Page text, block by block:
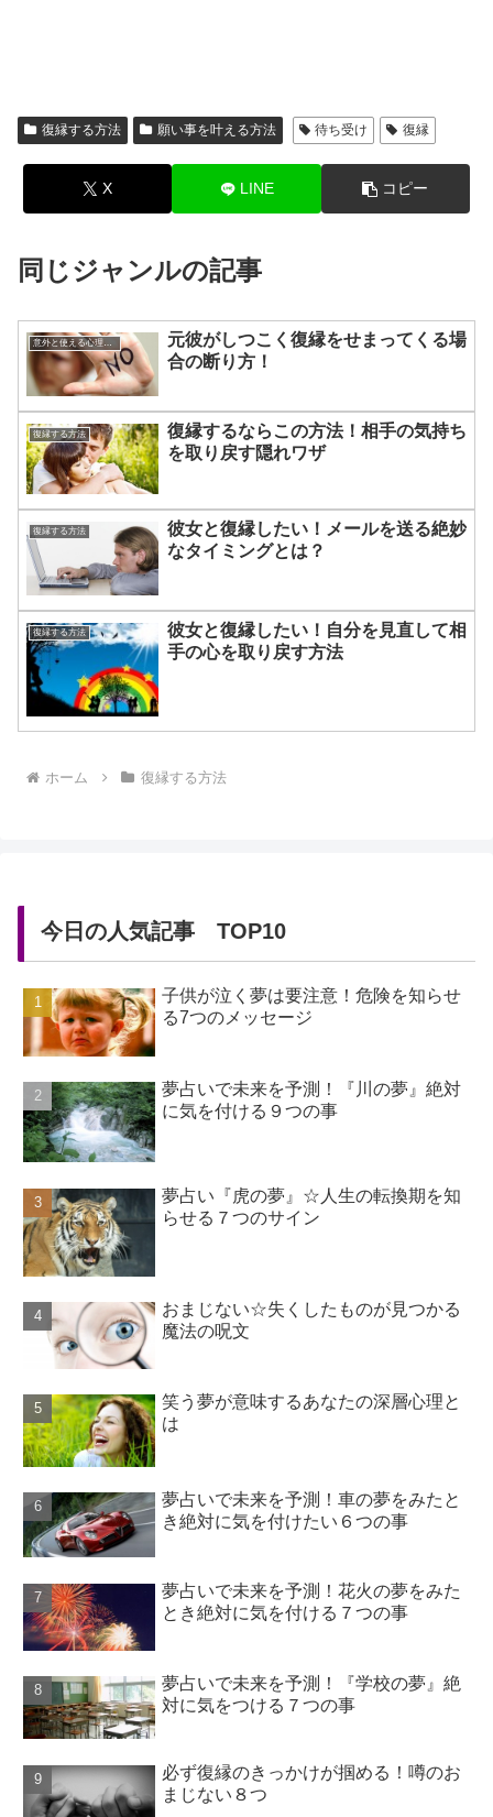
復縁する方法 願い事を叶える方法 待ち受け 復縁
X LINE コピー
同じジャンルの記事
意外と使える心理術や心理学
元彼がしつこく復縁をせまってくる場
合の断り方！
復縁する方法
復縁するならこの方法！相手の気持ち
を取り戻す隠れワザ
復縁する方法
彼女と復縁したい！メールを送る絶妙
なタイミングとは？
復縁する方法
彼女と復縁したい！自分を見直して相
手の心を取り戻す方法
ホーム 復縁する方法
今日の人気記事 TOP10
子供が泣く夢は要注意！危険を知らせ
る7つのメッセージ
夢占いで未来を予測！『川の夢』絶対
に気を付ける９つの事
夢占い『虎の夢』☆人生の転換期を知
らせる７つのサイン
おまじない☆失くしたものが見つかる
魔法の呪文
笑う夢が意味するあなたの深層心理と
は
夢占いで未来を予測！車の夢をみたと
き絶対に気を付けたい６つの事
夢占いで未来を予測！花火の夢をみた
とき絶対に気を付ける７つの事
夢占いで未来を予測！『学校の夢』絶
対に気をつける７つの事
必ず復縁のきっかけが掴める！噂のお
まじない８つ